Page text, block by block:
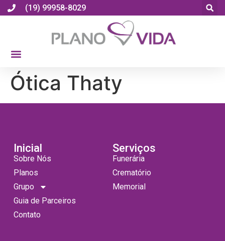
(19) 99958-8029
Ótica Thaty
Inicial
Sobre Nós
Planos
Grupo
Guia de Parceiros
Contato
Serviços
Funerária
Crematório
Memorial